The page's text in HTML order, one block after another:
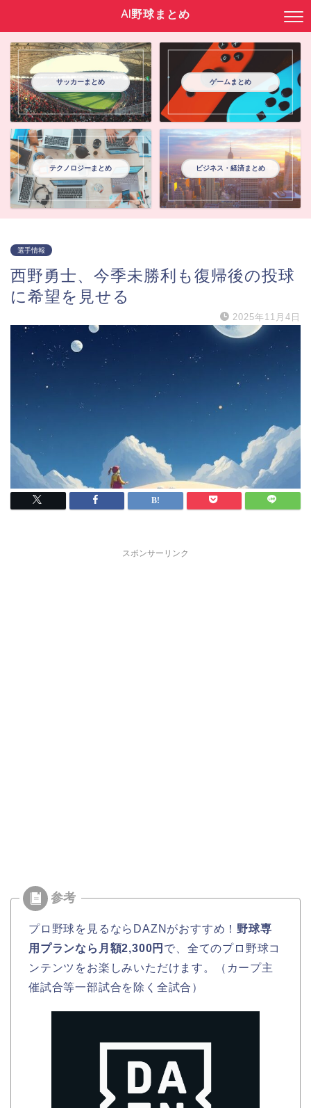
AI野球まとめ
サッカーまとめ ゲームまとめ
テクノロジーまとめ ビジネス・経済まとめ
選手情報
西野勇士、今季未勝利も復帰後の投球
に希望を見せる
2025年11月4日
スポンサーリンク
プロ野球を見るならDAZNがおすすめ！ 野球専
用プランなら月額2,300円 で、全てのプロ野球コ
ンテンツをお楽しみいただけます。（カープ主
催試合等一部試合を除く全試合）